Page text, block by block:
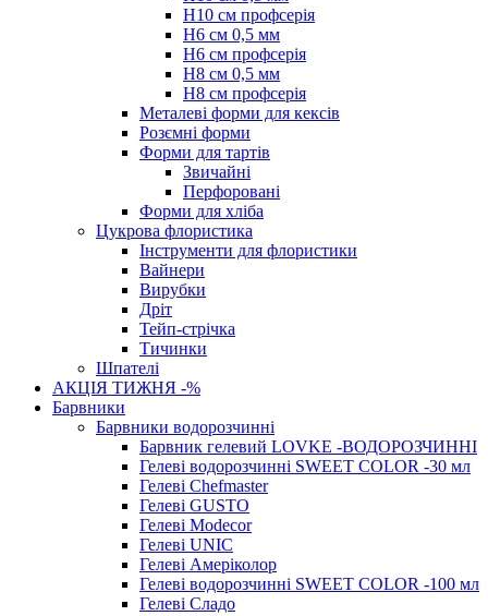
Н10 см профсерія
Н6 см 0,5 мм
Н6 см профсерія
Н8 см 0,5 мм
Н8 см профсерія
Металеві форми для кексів
Розємні форми
Форми для тартів
Звичайні
Перфоровані
Форми для хліба
Цукрова флористика
Інструменти для флористики
Вайнери
Вирубки
Дріт
Тейп-стрічка
Тичинки
Шпателі
АКЦІЯ ТИЖНЯ -%
Барвники
Барвники водорозчинні
Барвник гелевий LOVKE -ВОДОРОЗЧИННІ
Гелеві водорозчинні SWEET COLOR -30 мл
Гелеві Chefmaster
Гелеві GUSTO
Гелеві Modecor
Гелеві UNIC
Гелеві Амеріколор
Гелеві водорозчинні SWEET COLOR -100 мл
Гелеві Сладо